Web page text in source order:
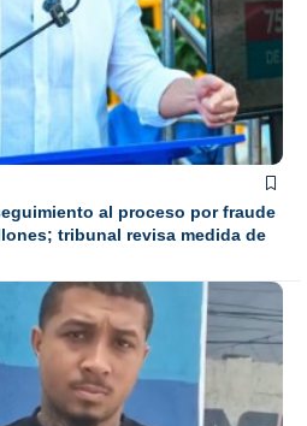
al proceso por fraude
tribunal revisa medida de